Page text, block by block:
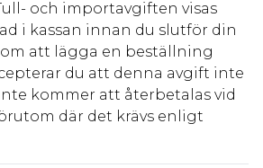
och importavgiften visas
i kassan innan du slutför din
att lägga en beställning
du att denna avgift inte
kommer att återbetalas vid
där det krävs enligt